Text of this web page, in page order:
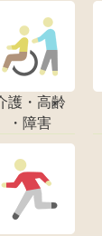
護・高齢
・障害